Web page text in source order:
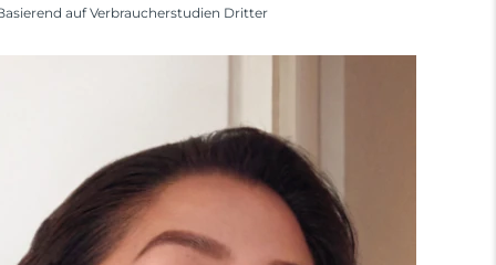
auf Verbraucherstudien Dritter